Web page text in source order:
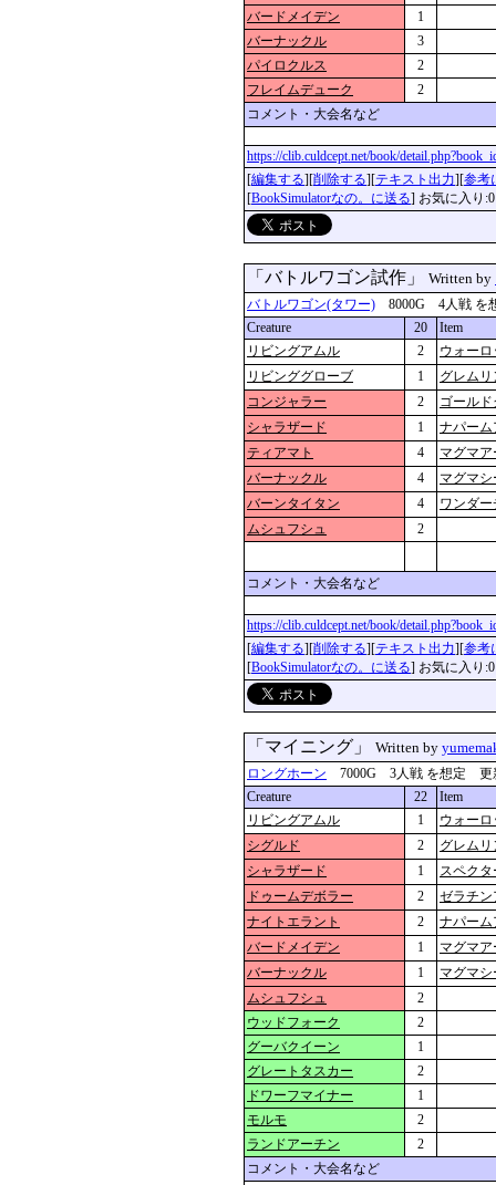
バードメイデン
1
バーナックル
3
パイロクルス
2
フレイムデューク
2
コメント・大会名など
https://clib.culdcept.net/book/
[編集する][削除する][テキスト出力][参考
[BookSimulatorなの。に送る] お気に入り:0
「バトルワゴン試作」 Written by
バトルワゴン(タワー) 8000G 4人戦 を
Creature
20
Item
リビングアムル
2
ウォー
リビンググローブ
1
グレム
コンジャラー
2
ゴール
シャラザード
1
ナパーム
ティアマト
4
マグマ
バーナックル
4
マグマ
バーンタイタン
4
ワンダ
ムシュフシュ
2
コメント・大会名など
https://clib.culdcept.net/book/
[編集する][削除する][テキスト出力][参考
[BookSimulatorなの。に送る] お気に入り:0
「マイニング」 Written by
ロングホーン 7000G 3人戦 を想定 更新
Creature
22
Item
リビングアムル
1
ウォー
シグルド
2
グレム
シャラザード
1
スペク
ドゥームデボラー
2
ゼラチン
ナイトエラント
2
ナパーム
バードメイデン
1
マグマ
バーナックル
1
マグマ
ムシュフシュ
2
ウッドフォーク
2
グーバクイーン
1
グレートタスカー
2
ドワーフマイナー
1
モルモ
2
ランドアーチン
2
コメント・大会名など